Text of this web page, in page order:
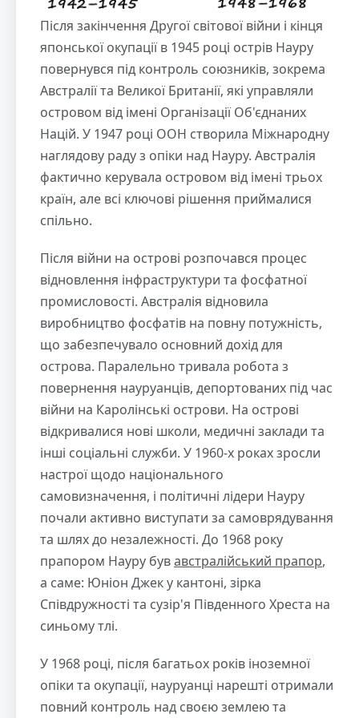
Після закінчення Другої світової війни і кінця
японської окупації в 1945 році острів Науру
повернувся під контроль союзників, зокрема
Австралії та Великої Британії, які управляли
островом від імені Організації Об'єднаних
Націй. У 1947 році ООН створила Міжнародну
наглядову раду з опіки над Науру. Австралія
фактично керувала островом від імені трьох
країн, але всі ключові рішення приймалися
спільно.
Після війни на острові розпочався процес
відновлення інфраструктури та фосфатної
промисловості. Австралія відновила
виробництво фосфатів на повну потужність,
що забезпечувало основний дохід для
острова. Паралельно тривала робота з
повернення науруанців, депортованих під час
війни на Каролінські острови. На острові
відкривалися нові школи, медичні заклади та
інші соціальні служби. У 1960-х роках зросли
настрої щодо національного
самовизначення, і політичні лідери Науру
почали активно виступати за самоврядування
та шлях до незалежності. До 1968 року
прапором Науру бувавстралійський прапор,
а саме: Юніон Джек у кантоні, зірка
Співдружності та сузір'я Південного Хреста на
синьому тлі.
У 1968 році, після багатьох років іноземної
опіки та окупації, науруанці нарешті отримали
повний контроль над своєю землею та